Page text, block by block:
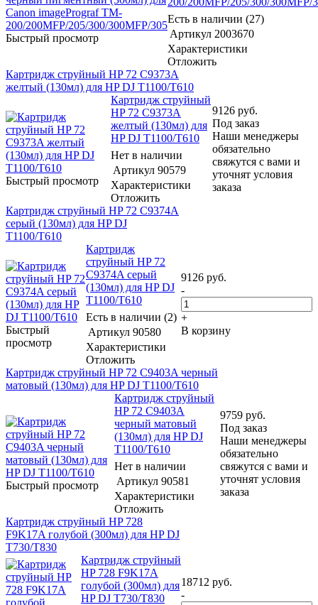
Быстрый просмотр
Есть в наличии (27)
Артикул 2003670
Характеристики
Отложить
Картридж струйный HP 72 C9373A
желтый (130мл) для HP DJ T1100/T610
Быстрый просмотр
Картридж струйный
HP 72 C9373A
желтый (130мл) для
HP DJ T1100/T610
Нет в наличии
Артикул 90579
Характеристики
Отложить
9126 руб.
Под заказ
Наши менеджеры
обязательно
свяжутся с вами и
уточнят условия
заказа
Картридж струйный HP 72 C9374A
серый (130мл) для HP DJ
T1100/T610
Быстрый
просмотр
Картридж
струйный HP 72
C9374A серый
(130мл) для HP DJ
T1100/T610
Есть в наличии (2)
Артикул 90580
Характеристики
Отложить
9126 руб.
-
+
В корзину
Картридж струйный HP 72 C9403A черный
матовый (130мл) для HP DJ T1100/T610
Быстрый просмотр
Картридж струйный
HP 72 C9403A
черный матовый
(130мл) для HP DJ
T1100/T610
Нет в наличии
Артикул 90581
Характеристики
Отложить
9759 руб.
Под заказ
Наши менеджеры
обязательно
свяжутся с вами и
уточнят условия
заказа
Картридж струйный HP 728
F9K17A голубой (300мл) для HP DJ
T730/T830
Картридж струйный
HP 728 F9K17A
голубой (300мл) для
HP DJ T730/T830
18712 руб.
-